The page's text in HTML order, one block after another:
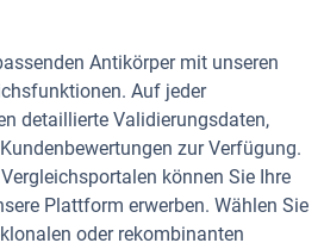
Antikörper mit unseren
Auf jeder
detaillierte Validierungsdaten,
zur Verfügung.
können Sie Ihre
Plattform erwerben. Wählen Sie
oder rekombinanten